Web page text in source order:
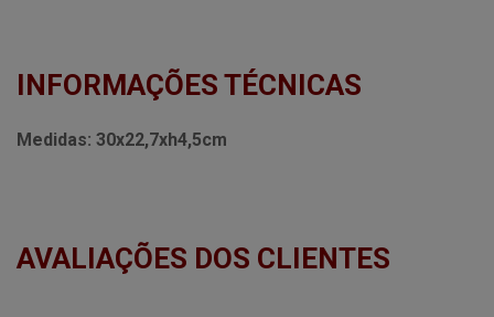
INFORMAÇÕES TÉCNICAS
Medidas: 30x22,7xh4,5cm
AVALIAÇÕES DOS CLIENTES